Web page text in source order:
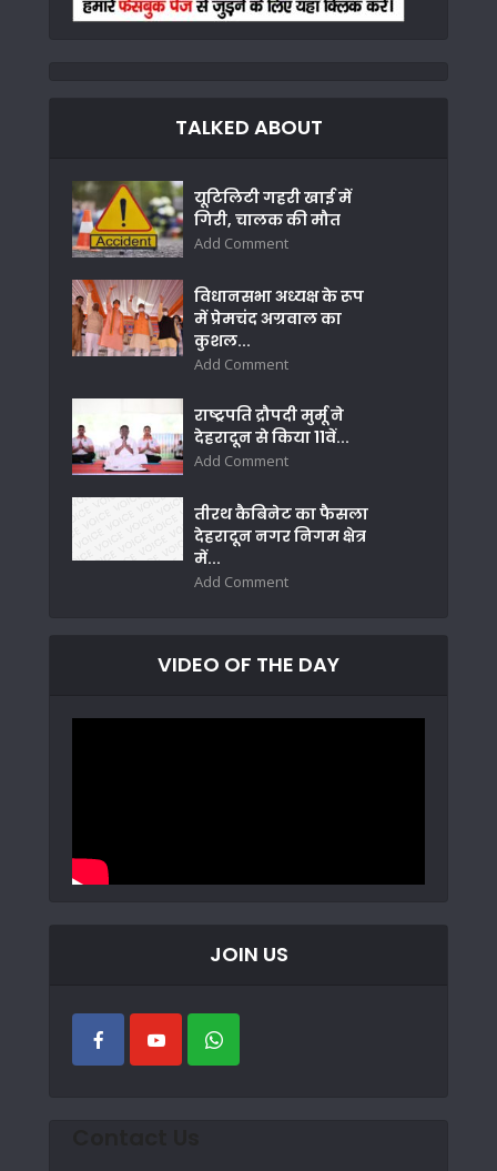
TALKED ABOUT
यूटिलिटी गहरी खाई में
गिरी, चालक की मौत
Add Comment
विधानसभा अध्यक्ष के रूप
में प्रेमचंद अग्रवाल का
कुशल...
Add Comment
राष्ट्रपति द्रौपदी मुर्मू ने
देहरादून से किया 11वें...
Add Comment
तीरथ कैबिनेट का फैसला
देहरादून नगर निगम क्षेत्र
में...
Add Comment
VIDEO OF THE DAY
JOIN US